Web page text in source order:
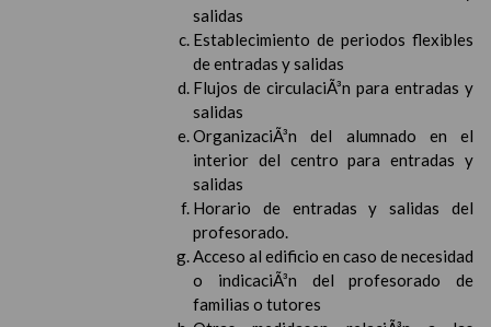
salidas
Establecimiento de periodos flexibles
de entradas y salidas
Flujos de circulaciÃ³n para entradas y
salidas
OrganizaciÃ³n del alumnado en el
interior del centro para entradas y
salidas
Horario de entradas y salidas del
profesorado.
Acceso al edificio en caso de necesidad
o indicaciÃ³n del profesorado de
familias o tutores